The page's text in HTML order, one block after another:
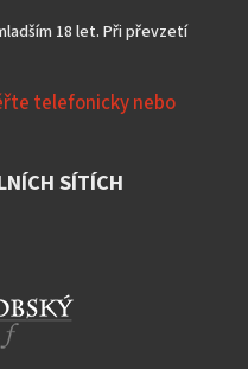
18 let. Při převzetí
telefonicky nebo
SÍTÍCH